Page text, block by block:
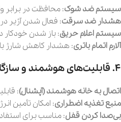
سیستم ضد شوک: محافظت در برابر
هشدار ضد سرقت: فعال شدن آژیر
سیستم اعلام حریق: باز شدن
آلارم اتمام باتری: هشدار کاهش شارژ
۴. قابلیت‌های هوشمند و سازگاری با خانه‌های هوشمند
اتصال به خانه هوشمند (آپشنال):
منبع تغذیه اضطراری: امکان تأمین
بی‌صدا کردن قفل: مناسب برای